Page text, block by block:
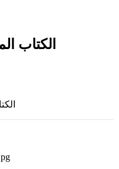
الكتاب المقدس –